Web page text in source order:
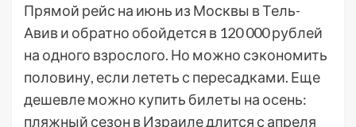
Прямой рейс на июнь из Москвы в Тель-
Авив и обратно обойдется в 120 000 рублей
на одного взрослого. Но можно сэкономить
половину, если лететь с пересадками. Еще
дешевле можно купить билеты на осень:
пляжный сезон в Израиле длится с апреля